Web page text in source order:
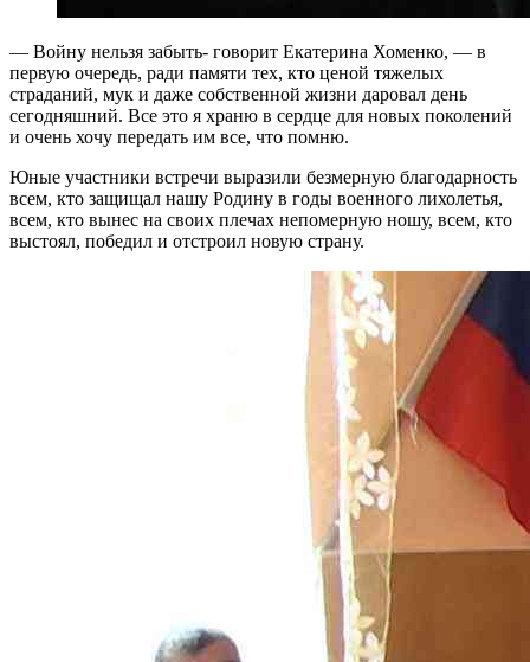
— Войну нельзя забыть- говорит Екатерина Хоменко, — в
первую очередь, ради памяти тех, кто ценой тяжелых
страданий, мук и даже собственной жизни даровал день
сегодняшний. Все это я храню в сердце для новых поколений
и очень хочу передать им все, что помню.
Юные участники встречи выразили безмерную благодарность
всем, кто защищал нашу Родину в годы военного лихолетья,
всем, кто вынес на своих плечах непомерную ношу, всем, кто
выстоял, победил и отстроил новую страну.